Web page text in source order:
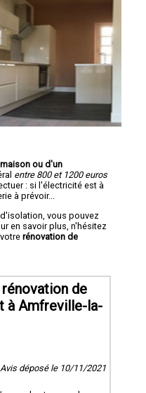
ou d'un
entre 800 et 1200 euros
: si l'électricité est à
à prévoir...
vous pouvez
en savoir plus, n'hésitez
rénovation de
rénovation de
à Amfreville-la-
Avis déposé le 10/11/2021